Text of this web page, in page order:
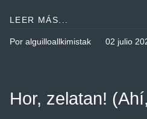
LEER MÁS...
Por alguilloallkimistak 02 julio
Hor, zelatan!